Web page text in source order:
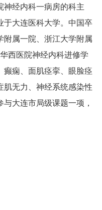
神经内科一病房的科主
于大连医科大学。中国卒
附属一院、浙江大学附属
西医院神经内科进修学
癫痫、面肌痉挛、眼脸痉
肌无力、神经系统感染性
大连市局级课题一项，